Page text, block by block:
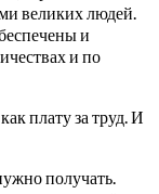
великих людей.
и
и по
плату за труд. И
получать.